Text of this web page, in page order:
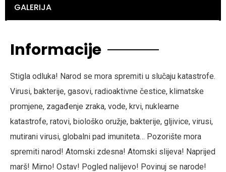
GALERIJA
Informacije
Stigla odluka! Narod se mora spremiti u slučaju katastrofe.
Virusi, bakterije, gasovi, radioaktivne čestice, klimatske
promjene, zagađenje zraka, vode, krvi, nuklearne
katastrofe, ratovi, biološko oružje, bakterije, gljivice, virusi,
mutirani virusi, globalni pad imuniteta… Pozorište mora
spremiti narod! Atomski zdesna! Atomski slijeva! Naprijed
marš! Mirno! Ostav! Pogled nalijevo! Povinuj se narode!